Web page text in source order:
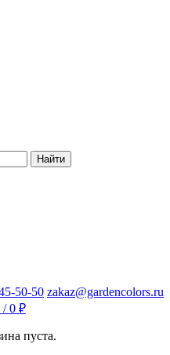
Найти
50-50 zakaz@gardencolors.ru
/0 ₽
пуста.